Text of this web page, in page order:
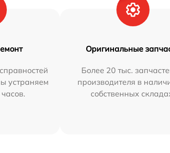
устраняем
Оригинальные
Более 20 тыс.
производителя в
собственных